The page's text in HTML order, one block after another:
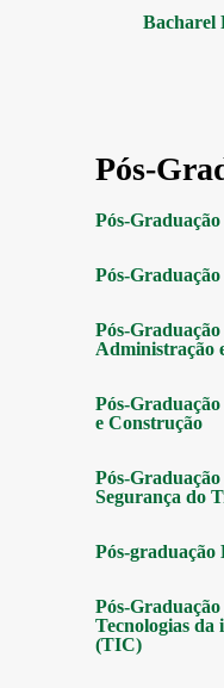
Bacharel
Pós-
Pós-
Pós-
Pós-
Administração
Pós-
e Construção
Pós-
Segurança do
Pós-graduação
Pós-
Tecnologias da
(TIC)